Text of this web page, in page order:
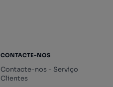
CONTACTE-NOS
Contacte-nos - Serviço
Clientes